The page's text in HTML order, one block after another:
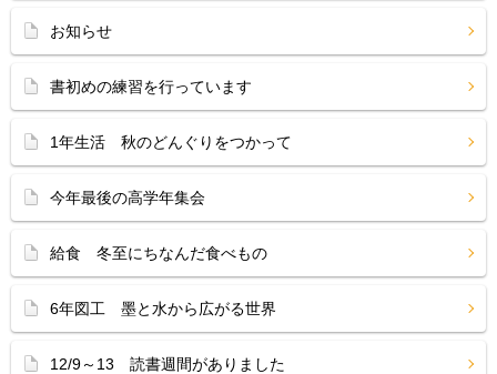
お知らせ
書初めの練習を行っています
1年生活 秋のどんぐりをつかって
今年最後の高学年集会
給食 冬至にちなんだ食べもの
6年図工 墨と水から広がる世界
12/9～13 読書週間がありました